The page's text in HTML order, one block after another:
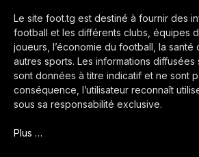
Le site foot.tg est destiné à fournir des
football et les différents clubs, équipes
joueurs, l’économie du football, la santé
autres sports. Les informations diffusées
sont données à titre indicatif et ne sont
conséquence, l’utilisateur reconnaît
sous sa responsabilité exclusive.
Plus …